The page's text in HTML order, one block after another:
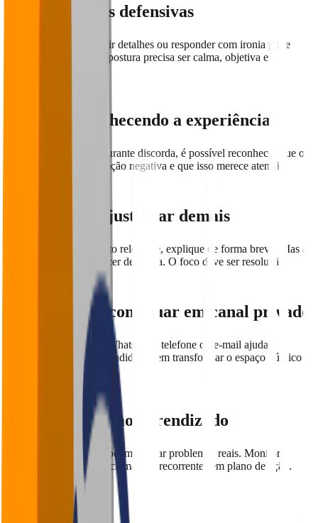
Evite respostas defensivas
Culpar o cliente, discutir detalhes ou responder com ironia pode
ampliar o problema. A postura precisa ser calma, objetiva e
Comece reconhecendo a experiência
Mesmo quando o restaurante discorda, é possível reconhecer que o
cliente teve uma percepção negativa e que isso merece atenção.
Explique sem justificar demais
Quando houver contexto relevante, explique de forma breve. Mas a
resposta não deve parecer desculpa. O foco deve ser resolução.
Convide para continuar em canal privado
Levar a conversa para WhatsApp, telefone ou e-mail ajuda a
resolver com mais profundidade sem transformar o espaço público
Use críticas como aprendizado
Avaliações negativas podem revelar problemas reais. Monitore
padrões e transforme reclamações recorrentes em plano de ação.